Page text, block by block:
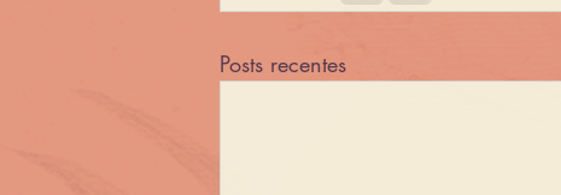
Posts recentes